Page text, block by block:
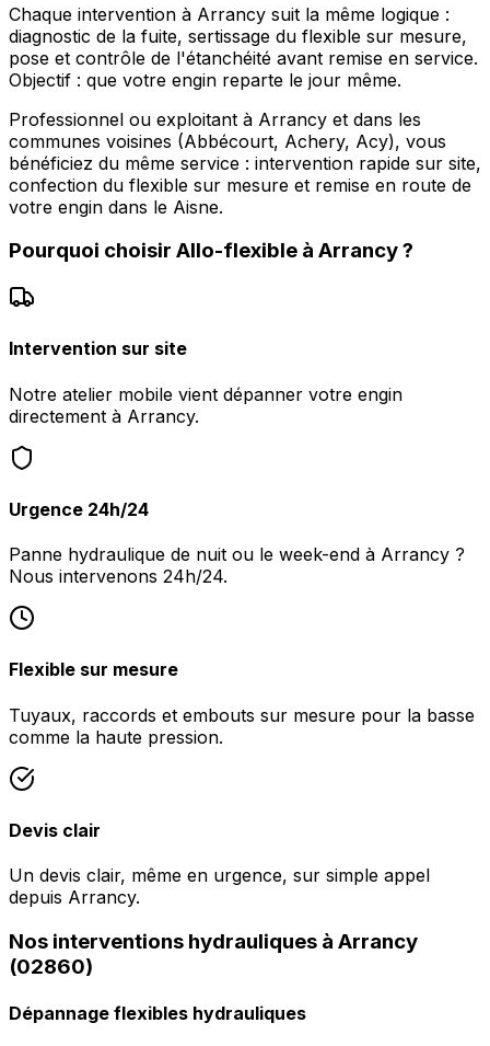
Chaque intervention à Arrancy suit la même logique :
diagnostic de la fuite, sertissage du flexible sur mesure,
pose et contrôle de l'étanchéité avant remise en service.
Objectif : que votre engin reparte le jour même.
Professionnel ou exploitant à Arrancy et dans les
communes voisines (Abbécourt, Achery, Acy), vous
bénéficiez du même service : intervention rapide sur site,
confection du flexible sur mesure et remise en route de
votre engin dans le Aisne.
Pourquoi choisir Allo-flexible à Arrancy?
Intervention sur site
Notre atelier mobile vient dépanner votre engin
directement à Arrancy.
Urgence 24h/24
Panne hydraulique de nuit ou le week-end à Arrancy ?
Nous intervenons 24h/24.
Flexible sur mesure
Tuyaux, raccords et embouts sur mesure pour la basse
comme la haute pression.
Devis clair
Un devis clair, même en urgence, sur simple appel
depuis Arrancy.
Nos interventions hydrauliques à Arrancy
(02860)
Dépannage flexibles hydrauliques